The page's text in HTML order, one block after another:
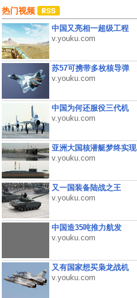
热门视频
中国又亮相一超级工程
v.youku.com
苏57可携带多枚核导弹
v.youku.com
中国为何还服役三代机
v.youku.com
亚洲大国核潜艇梦终实现
v.youku.com
又一国装备陆战之王
v.youku.com
中国造35吨推力航发
v.youku.com
又有国家想买枭龙战机
v.youku.com